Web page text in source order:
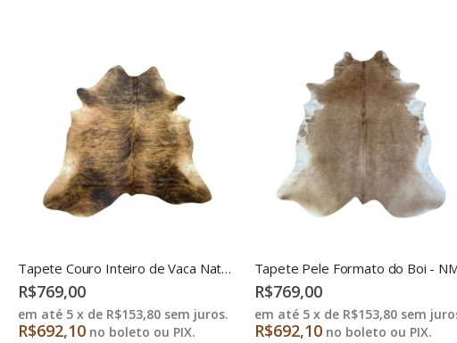
Tapete Couro Inteiro de Vaca Natural - NMAE3
R$769,00
em até 5 x de R$153,80 sem juros.
R$692,10 no boleto ou PIX.
R$769,00
em até 5 x de R$153,80sem
R$692,10no boleto ou PIX.